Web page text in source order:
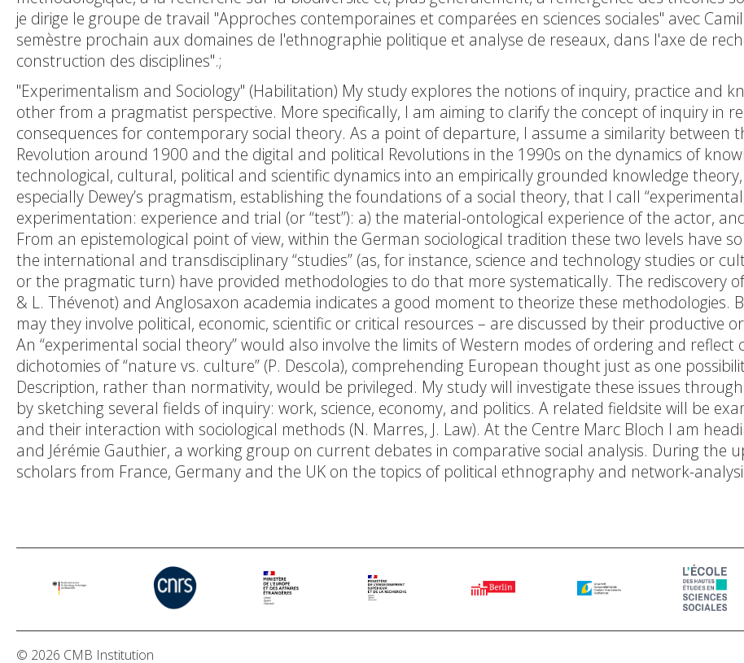
je dirige le groupe de travail "Approches contemporaines et comparées en sciences sociales" avec
semèstre prochain aux domaines de l'ethnographie politique et analyse de reseaux, dans l'axe de
construction des disciplines".;
"Experimentalism and Sociology" (Habilitation) My study explores the notions of inquiry, practice and
other from a pragmatist perspective. More specifically, I am aiming to clarify the concept of inquiry in
consequences for contemporary social theory. As a point of departure, I assume a similarity between
Revolution around 1900 and the digital and political Revolutions in the 1990s on the dynamics of
technological, cultural, political and scientific dynamics into an empirically grounded knowledge
especially Dewey’s pragmatism, establishing the foundations of a social theory, that I call
experimentation: experience and trial (or “test”): a) the material-ontological experience of the actor,
From an epistemological point of view, within the German sociological tradition these two levels have
the international and transdisciplinary “studies” (as, for instance, science and technology studies or
or the pragmatic turn) have provided methodologies to do that more systematically. The rediscovery
& L. Thévenot) and Anglosaxon academia indicates a good moment to theorize these methodologies.
may they involve political, economic, scientific or critical resources – are discussed by their productive
An “experimental social theory” would also involve the limits of Western modes of ordering and
dichotomies of “nature vs. culture” (P. Descola), comprehending European thought just as one
Description, rather than normativity, would be privileged. My study will investigate these issues
by sketching several fields of inquiry: work, science, economy, and politics. A related fieldsite will be
and their interaction with sociological methods (N. Marres, J. Law). At the Centre Marc Bloch I am
and Jérémie Gauthier, a working group on current debates in comparative social analysis. During the
scholars from France, Germany and the UK on the topics of political ethnography and network-
© 2026 CMB Institution